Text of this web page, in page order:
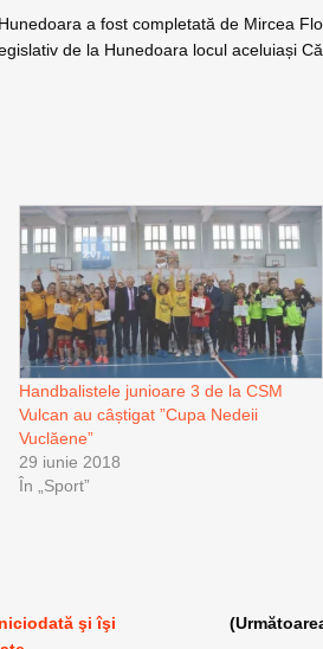
a fost completată de Mircea
de la Hunedoara locul aceluiași
Handbalistele junioare 3 de la CSM
Vulcan au câștigat ”Cupa Nedeii
Vuclăene”
29 iunie 2018
În „Sport”
şi îşi